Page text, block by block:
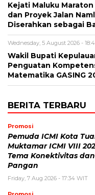
Kejati Maluku Maraton
dan Proyek Jalan
Diserahkan sebagai
Wednesday, 5 August 2026 -
Wakil Bupati
Penguatan
Matematika GASING
BERITA TERBARU
Promosi
Pemuda ICMI Kota
Muktamar ICMI VIII
Tema Konektivitas
Pangan
Friday, 7 Aug 2026 - 17:34 WIT